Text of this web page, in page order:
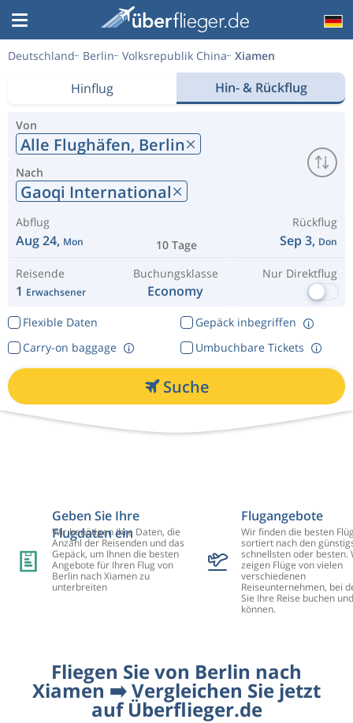
Deutschland Berlin Volksrepublik China Xiamen
Hinflug Hin- & Rückflug
Von
Alle Flughäfen, Berlin
Nach
Gaoqi International
Abflug
Aug 24, Mon 10 Tage
Rückflug
Sep 3, Don
Reisende
1 Erwachsener
Buchungsklasse
Economy
Nur Direktflug
Flexible Daten
Gepäck inbegriffen
Umbuchbare Tickets
Carry-on baggage
Suche
Geben Sie Ihre
Flugdaten ein
Wir benötigen Ihre Daten, die
Anzahl der Reisenden und das
Gepäck, um Ihnen die besten
Angebote für Ihren Flug von
Berlin nach Xiamen zu
unterbreiten
Flugangebote
Wir finden die besten
sortiert nach den
schnellsten oder besten.
zeigen Flüge von vielen
verschiedenen
Reiseunternehmen, bei
Sie Ihre Reise buchen
können.
Fliegen Sie von Berlin nach
Xiamen ➡️ Vergleichen Sie jetzt
auf Überflieger.de